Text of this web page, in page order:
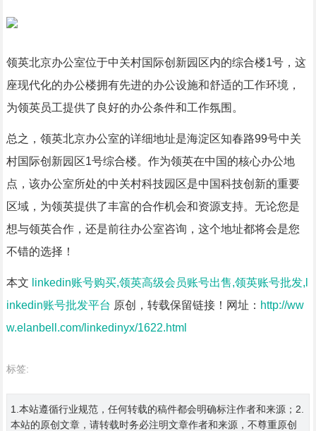
领英北京办公室位于中关村国际创新园区内的综合楼1号，这
座现代化的办公楼拥有先进的办公设施和舒适的工作环境，
为领英员工提供了良好的办公条件和工作氛围。
总之，领英北京办公室的详细地址是海淀区知春路99号中关
村国际创新园区1号综合楼。作为领英在中国的核心办公地
点，该办公室所处的中关村科技园区是中国科技创新的重要
区域，为领英提供了丰富的合作机会和资源支持。无论您是
想与领英合作，还是前往办公室咨询，这个地址都将会是您
不错的选择！
本文 linkedin账号购买,领英高级会员账号出售,领英账号批发,l
inkedin账号批发平台 原创，转载保留链接！网址： http://ww
w.elanbell.com/linkedinyx/1622.html
标签:
1.本站遵循行业规范，任何转载的稿件都会明确标注作者和来源；2.
本站的原创文章，请转载时务必注明文章作者和来源，不尊重原创